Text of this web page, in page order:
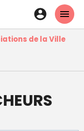
En-
tête
-
de la Ville